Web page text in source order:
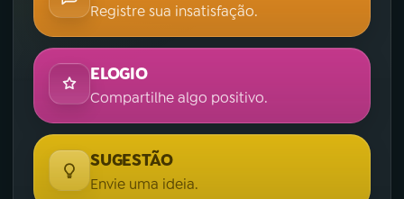
Registre sua insatisfação.
ELOGIO
Compartilhe algo positivo.
SUGESTÃO
Envie uma ideia.